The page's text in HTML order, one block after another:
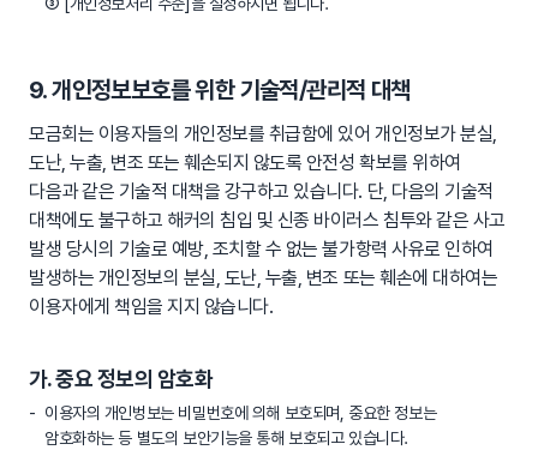
9. 개인정보보호를 위한 기술적/관리적 대책
모금회는 이용자들의 개인정보를 취급함에 있어 개인정보가 분실,
도난, 누출, 변조 또는 훼손되지 않도록 안전성 확보를 위하여
다음과 같은 기술적 대책을 강구하고 있습니다. 단, 다음의 기술적
대책에도 불구하고 해커의 침입 및 신종 바이러스 침투와 같은 사고
발생 당시의 기술로 예방, 조치할 수 없는 불가항력 사유로 인하여
발생하는 개인정보의 분실, 도난, 누출, 변조 또는 훼손에 대하여는
이용자에게 책임을 지지 않습니다.
가. 중요 정보의 암호화
이용자의 개인벙보는 비밀번호에 의해 보호되며, 중요한 정보는
암호화하는 등 별도의 보안기능을 통해 보호되고 있습니다.